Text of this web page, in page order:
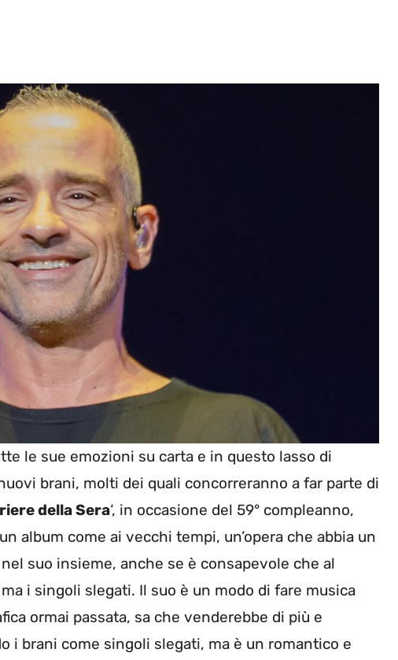
le sue emozioni su carta e in questo lasso di
brani, molti dei quali concorreranno a far parte di
della Sera‘, in occasione del 59° compleanno,
album come ai vecchi tempi, un’opera che abbia un
suo insieme, anche se è consapevole che al
i singoli slegati. Il suo è un modo di fare musica
ormai passata, sa che venderebbe di più e
i brani come singoli slegati, ma è un romantico e